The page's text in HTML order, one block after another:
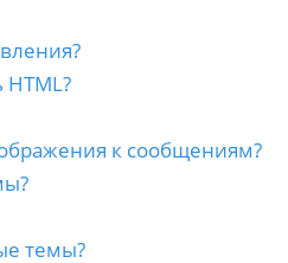
к сообщениям?
темы?